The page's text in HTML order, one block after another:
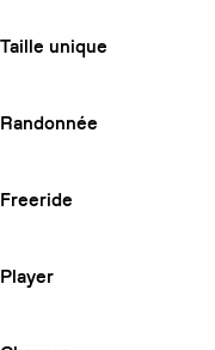
Taille unique
Randonnée
Freeride
Player